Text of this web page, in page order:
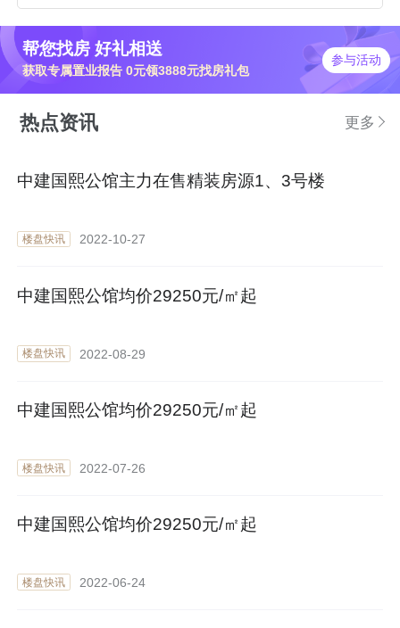
帮您找房 好礼相送
获取专属置业报告 0元领3888元找房礼包
参与活动
热点资讯 更多
中建国熙公馆主力在售精装房源1、3号楼
楼盘快讯 2022-10-27
中建国熙公馆均价29250元/㎡起
楼盘快讯 2022-08-29
中建国熙公馆均价29250元/㎡起
楼盘快讯 2022-07-26
中建国熙公馆均价29250元/㎡起
楼盘快讯 2022-06-24